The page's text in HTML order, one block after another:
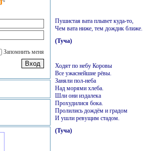
Запомнить меня
Пушистая вата плывет куда-то,
Чем вата ниже, тем дождик ближе.
(Туча)
Ходят по небу Коровы
Все ужаснейшие рёвы.
Заняли пол-неба
Над морями хлеба.
Шли они издалека
Прохудилися бока.
Пролились дождём и градом
И ушли ревущим стадом.
(Туча)